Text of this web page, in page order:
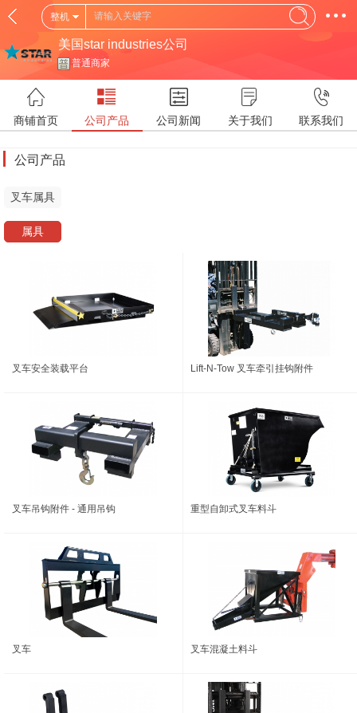
整机
美国star industries公司
普通商家
商铺首页 公司产品 公司新闻 关于我们 联系我们
公司产品
叉车属具
属具
叉车安全装载平台 Lift-N-Tow 叉车牵引挂钩附件
叉车吊钩附件 - 通用吊钩 重型自卸式叉车料斗
叉车 叉车混凝土料斗